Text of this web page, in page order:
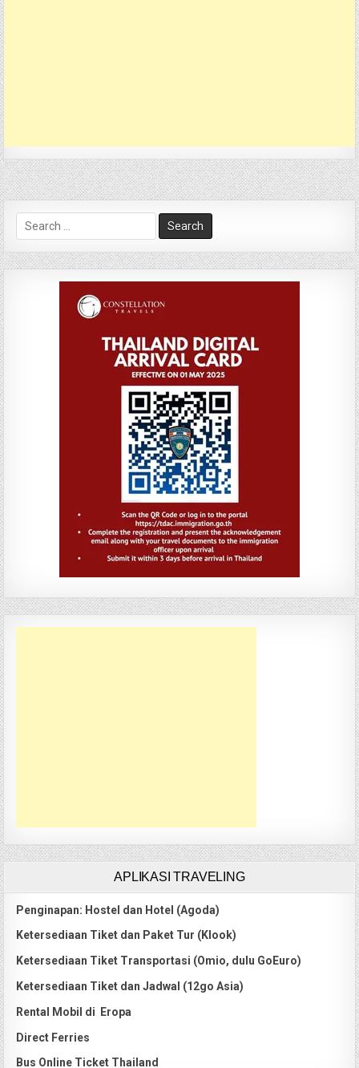
Search
for:
APLIKASI TRAVELING
Penginapan: Hostel dan Hotel (Agoda)
Ketersediaan Tiket dan Paket Tur (Klook)
Ketersediaan Tiket Transportasi (Omio, dulu GoEuro)
Ketersediaan Tiket dan Jadwal (12go Asia)
Rental Mobil di Eropa
Direct Ferries
Bus Online Ticket Thailand